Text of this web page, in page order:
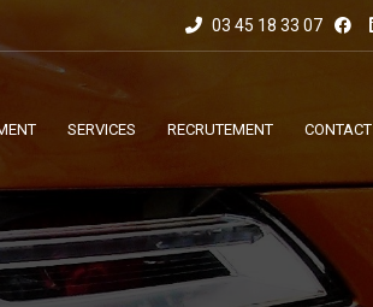
03 45 18 33 07
SERVICES RECRUTEMENT CONTACT